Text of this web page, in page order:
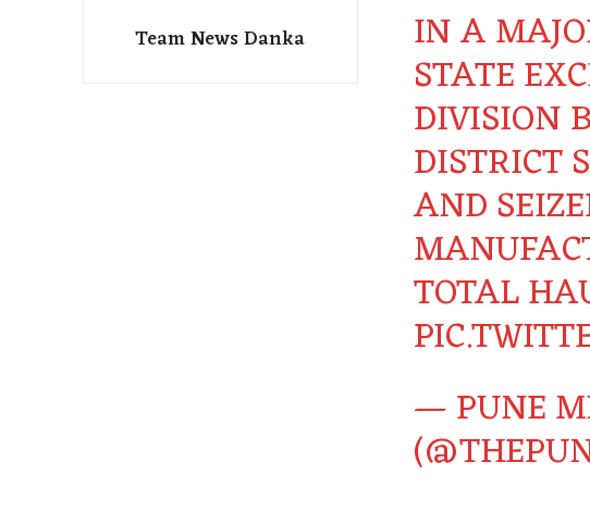
Team News Danka
IN A
STATE
DIVISION
DISTRICT
AND
TOTAL
— PUNE